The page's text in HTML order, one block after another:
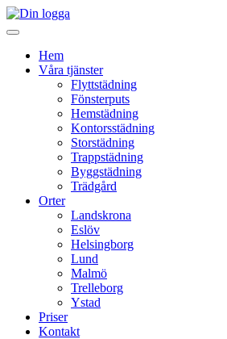
Hem
Våra tjänster
Flyttstädning
Fönsterputs
Hemstädning
Kontorsstädning
Storstädning
Trappstädning
Byggstädning
Trädgård
Orter
Landskrona
Eslöv
Helsingborg
Lund
Malmö
Trelleborg
Ystad
Priser
Kontakt